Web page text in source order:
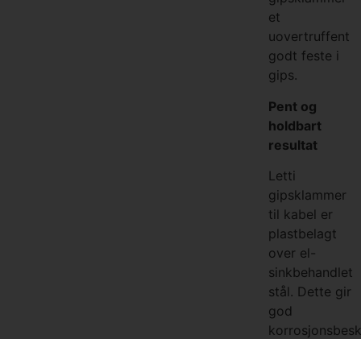
et
uovertruffent
godt feste i
gips.
Pent og
holdbart
resultat
Letti
gipsklammer
til kabel er
plastbelagt
over el-
sinkbehandlet
stål. Dette gir
god